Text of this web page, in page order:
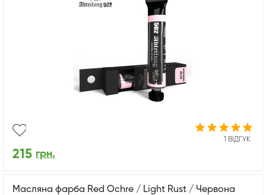
1 ВІДГУК
215 грн.
Масляна фарба Red Ochre / Light Rust / Червона